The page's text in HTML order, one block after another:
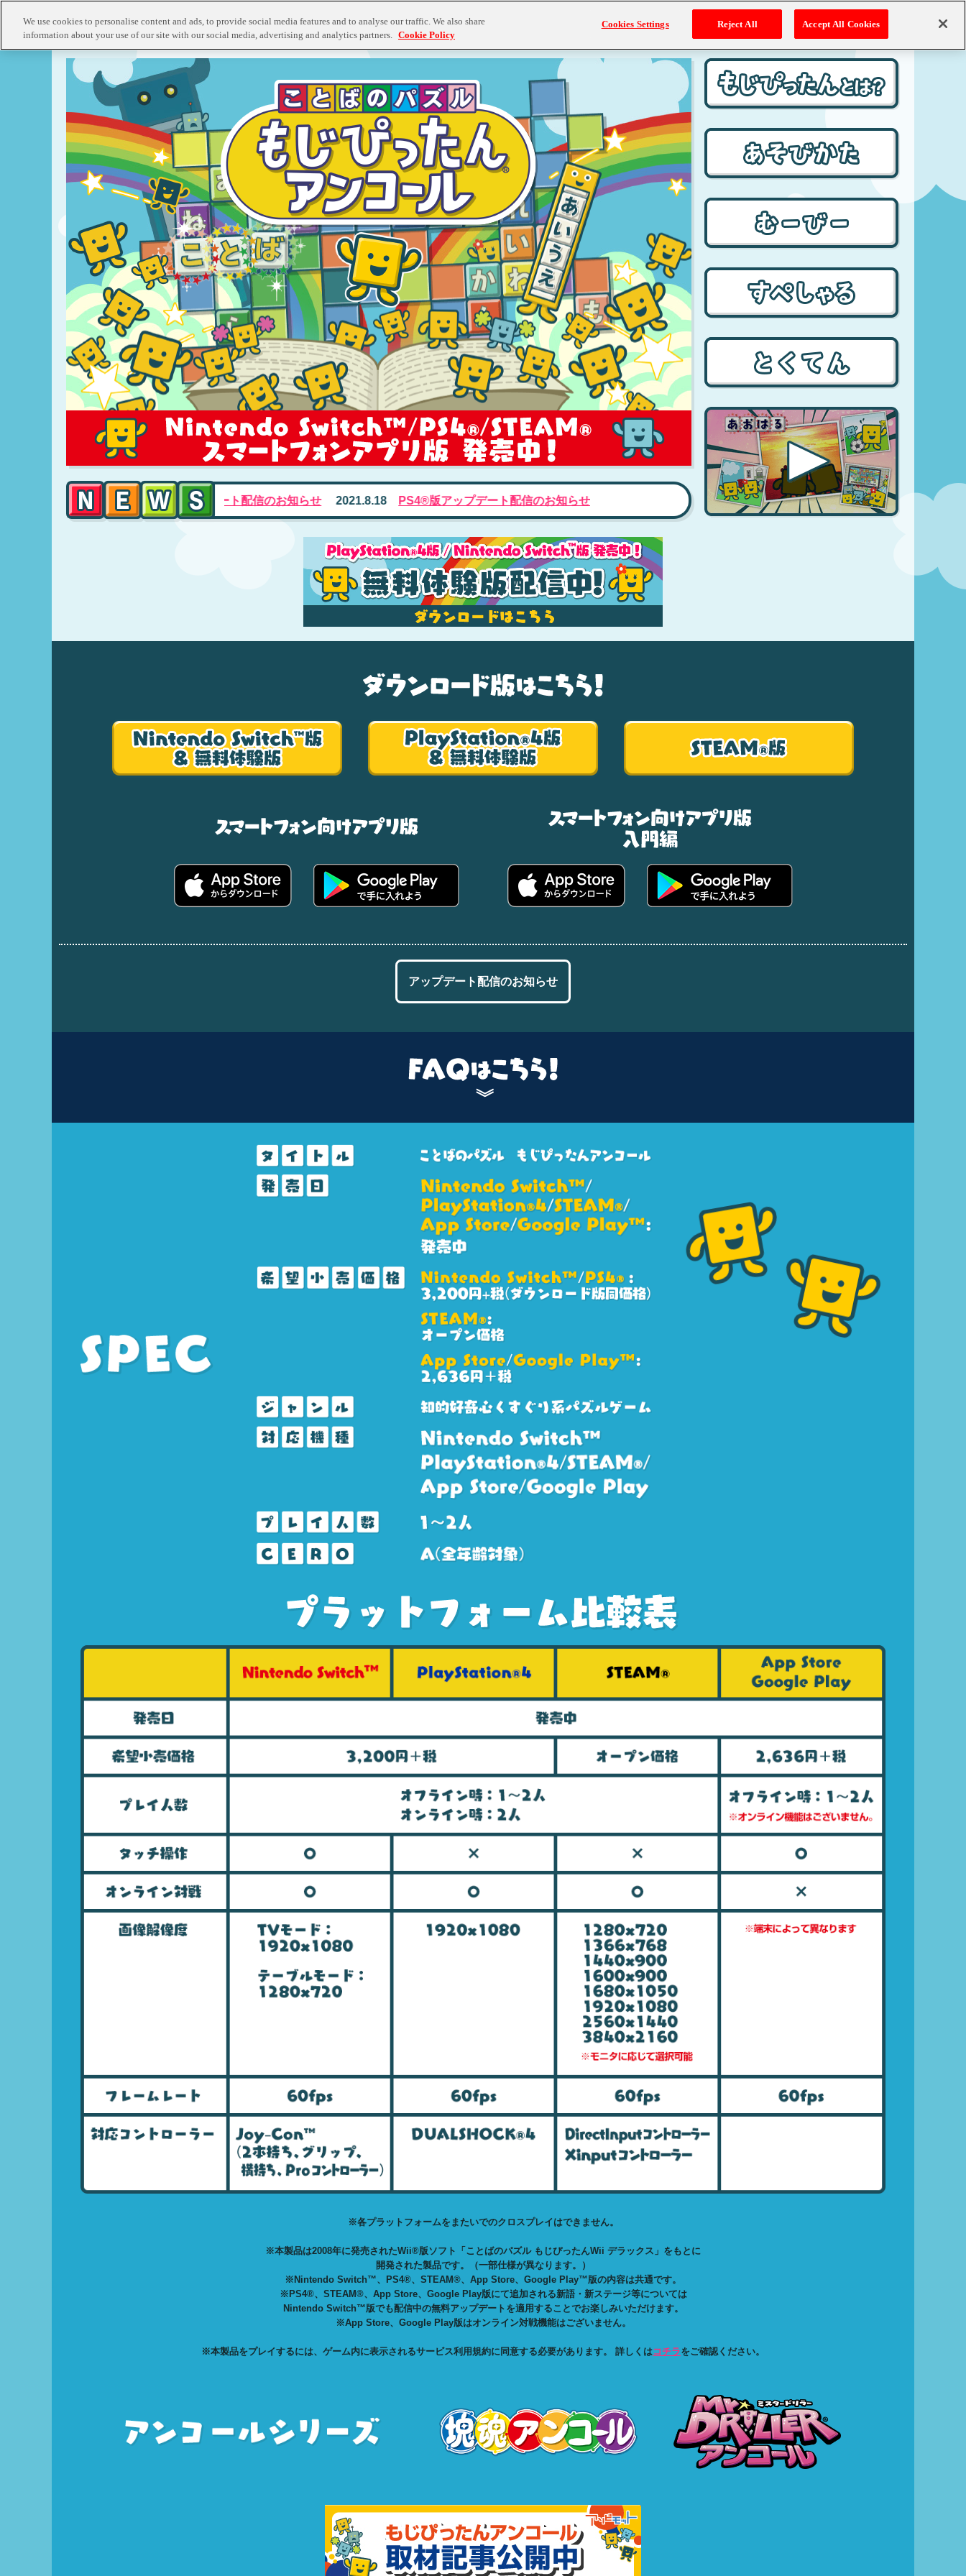
2021.8.18 PS4®版アップデート配信のお知らせ 2021.8.18PS4®版アップデート配信のお知らせ
アップデート配信のお知らせ
※各プラットフォームをまたいでのクロスプレイはできません。
※本製品は2008年に発売されたWii®版ソフト「ことばのパズル もじぴったんWii デラックス」をもとに
開発された製品です。（一部仕様が異なります。）
※Nintendo Switch™、PS4®、STEAM®、App Store、Google Play™版の内容は共通です。
※PS4®、STEAM®、App Store、Google Play版にて追加される新語・新ステージ等については
Nintendo Switch™版でも配信中の無料アップデートを適用することでお楽しみいただけます。
※App Store、Google Play版はオンライン対戦機能はございません。
※本製品をプレイするには、ゲーム内に表示されるサービス利用規約に同意する必要があります。 詳しくはコチラをご確認ください。
We use cookies to personalise content and ads, to provide social media features and to analyse our traffic. We also share
information about your use of our site with our social media, advertising and analytics partners. Cookie Policy
Cookies Settings Reject All Accept All Cookies